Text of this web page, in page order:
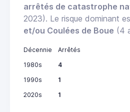
arrêtés de catastrophe
2023). Le risque dominant
et/ou Coulées de Boue (4
Décennie
Arrêtés
1980s
4
1990s
1
2020s
1